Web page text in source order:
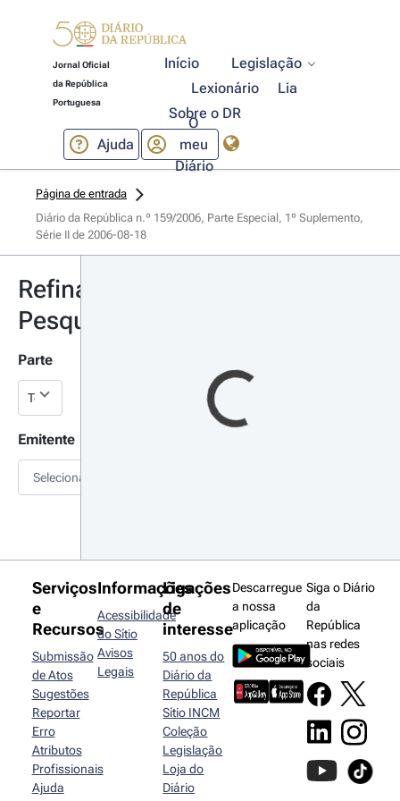
Jornal Oficial
da República
Portuguesa
Início
Legislação
Lexionário
Lia
Sobre o DR
Ajuda
O
meu
Diário
Página de entrada
Diário da República n.º 159/2006, Parte Especial, 1º Suplemento,
Série II de 2006-08-18
Refinar
Pesquisa
Parte
Emitente
Selecionar
Serviços
e
Recursos
Submissão
de Atos
Sugestões
Reportar
Erro
Atributos
Profissionais
Ajuda
Informações
Acessibilidade
do Sítio
Avisos
Legais
Ligações
de
interesse
50 anos do
Diário da
República
Sítio INCM
Coleção
Legislação
Loja do
Diário
Descarregue
a nossa
aplicação
Siga o Diário
da
República
nas redes
sociais